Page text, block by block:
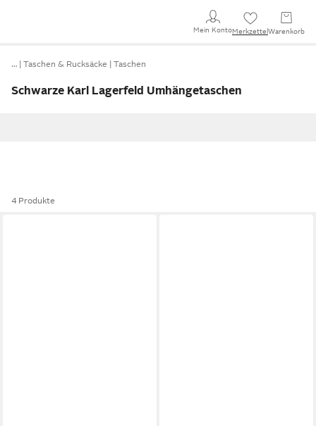
Mein KontoMerkzettel Warenkorb
… Taschen & Rucksäcke Taschen
Schwarze Karl Lagerfeld Umhängetaschen
4 Produkte